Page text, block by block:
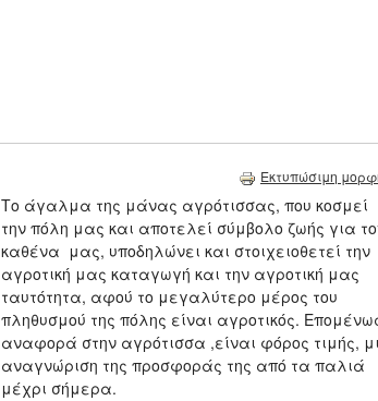
Εκτυπώσιμη
Το άγαλμα της μάνας αγρότισσας, που κοσμεί
την πόλη μας και αποτελεί σύμβολο ζωής για
καθένα μας, υποδηλώνει και στοιχειoθετεί την
αγροτική μας καταγωγή και την αγροτική μας
ταυτότητα, αφού το μεγαλύτερο μέρος του
πληθυσμού της πόλης είναι αγροτικός.
αναφορά στην αγρότισσα ,είναι φόρος τιμής,
αναγνώριση της προσφοράς της από τα παλιά
μέχρι σήμερα.